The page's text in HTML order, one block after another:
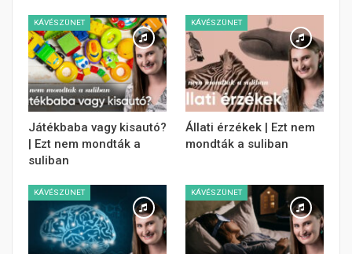
KÁVÉSZÜNET
Játékbaba vagy kisautó?
| Ezt nem mondták a
suliban
KÁVÉSZÜNET
Állati érzékek | Ezt nem
mondták a suliban
KÁVÉSZÜNET KÁVÉSZÜNET